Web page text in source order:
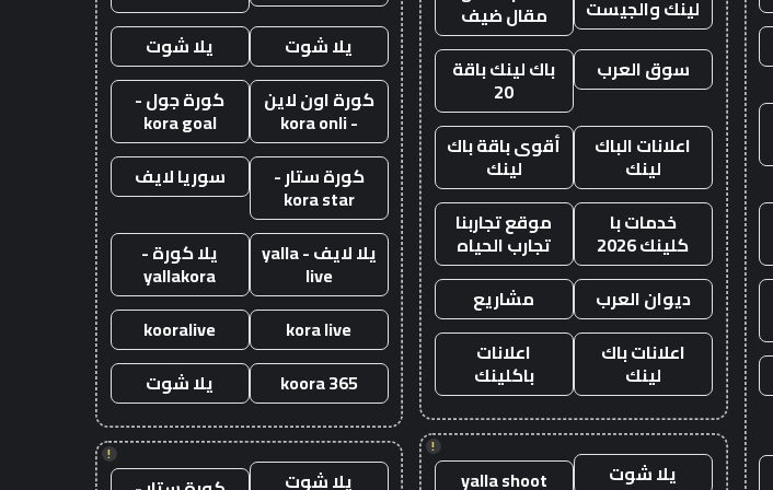
لينك والجيست
مقال ضيف
سوق العرب
باك لينك باقة
20
اعلانات الباك
لينك
أقوى باقة باك
لينك
خدمات با
كلينك 2026
موقع تجاربنا
تجارب الحياه
ديوان العرب
مشاريع
اعلانات باك
لينك
اعلانات
باكلينك
!
يلا شوت yalla shoot
يلا شوت
يلا شوت
كورة اون لاين
- kora onli
كورة جول -
kora goal
كورة ستار -
kora star
سوريا لايف
يلا لايف - yalla
live
يلا كورة -
yallakora
kora live
kooralive
koora 365
يلا شوت
!
يلا شوت